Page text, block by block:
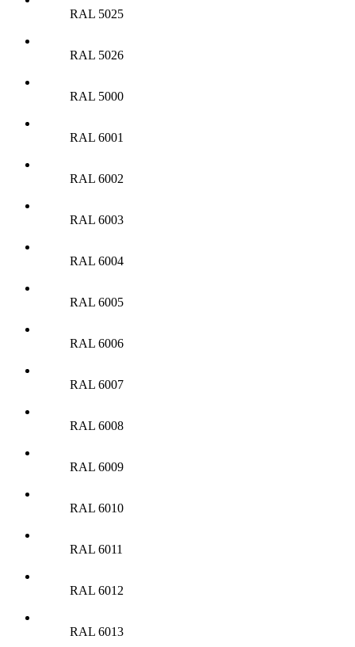
RAL 5025
RAL 5026
RAL 5000
RAL 6001
RAL 6002
RAL 6003
RAL 6004
RAL 6005
RAL 6006
RAL 6007
RAL 6008
RAL 6009
RAL 6010
RAL 6011
RAL 6012
RAL 6013